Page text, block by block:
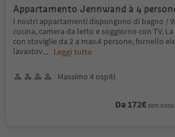
Appartamento Jennwand à 4
I nostri appartamenti dispongono di bagno /
cucina, camera da letto e soggiorno con TV.
con stoviglie da 2 a max.4 persone, fornello
lavastov... Leggi tutto
Massimo 4 ospiti
Da 172€ con